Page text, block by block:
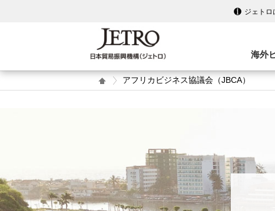
ジェトロ
海外
アフリカビジネス協議会（JBCA）